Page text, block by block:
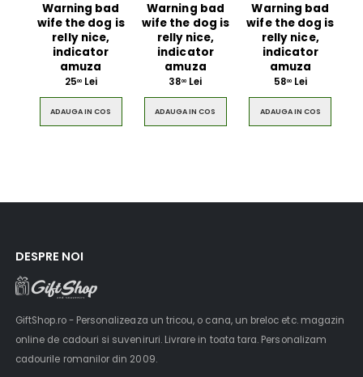
Warning bad
wife the dog is
relly nice,
indicator
amuza
2500Lei
ADAUGA IN COS
Warning bad
wife the dog is
relly nice,
indicator
amuza
3800 Lei
ADAUGA IN COS
Warning bad
wife the dog is
relly nice,
indicator
amuza
5800Lei
ADAUGA IN COS
DESPRE NOI
GiftShop.ro - Personalizeaza un tricou, o cana, un breloc etc. magazin
online de cadouri si suveniruri. Livrare in toata tara. Personalizam
cadourile romanilor din 2009.